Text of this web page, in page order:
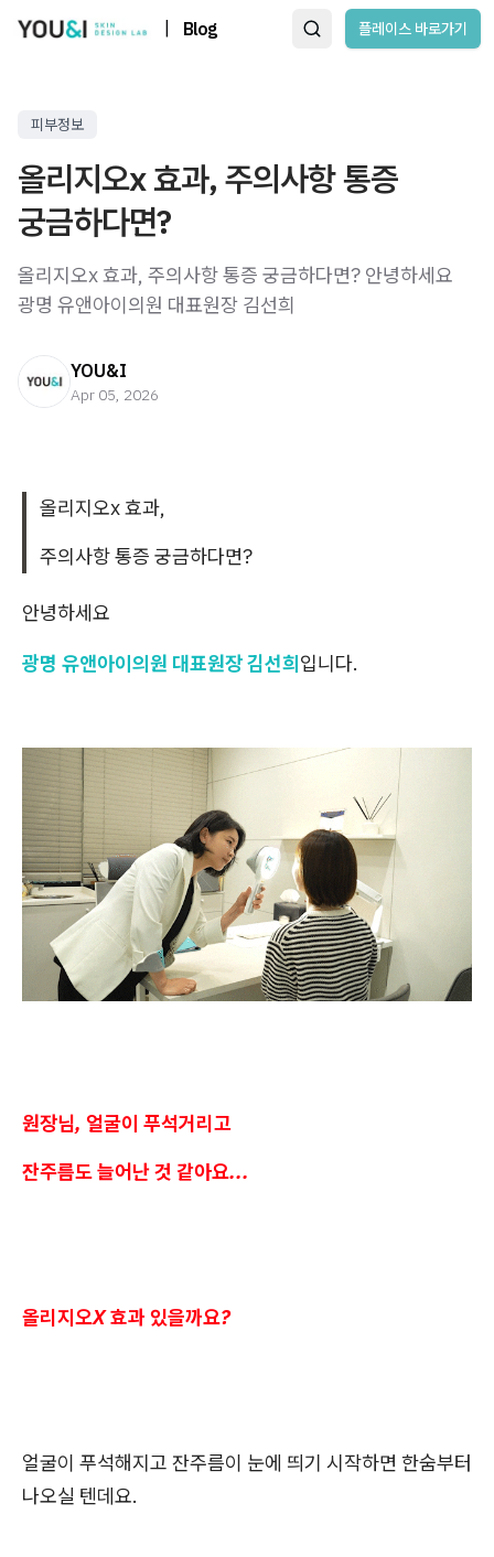
Blog 플레이스 바로가기
피부정보
올리지오x 효과, 주의사항 통증
궁금하다면?
올리지오x 효과, 주의사항 통증 궁금하다면? 안녕하세요
광명 유앤아이의원 대표원장 김선희
YOU&I
Apr 05, 2026
올리지오x 효과,
주의사항 통증 궁금하다면?
안녕하세요
광명 유앤아이의원 대표원장 김선희입니다.
원장님, 얼굴이 푸석거리고
잔주름도 늘어난 것 같아요...
올리지오X 효과 있을까요?
얼굴이 푸석해지고 잔주름이 눈에 띄기 시작하면 한숨부터
나오실 텐데요.